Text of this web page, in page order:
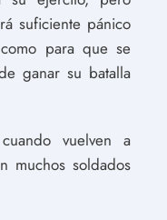
suficiente pánico
para que se
ganar su batalla
vuelven a
muchos soldados